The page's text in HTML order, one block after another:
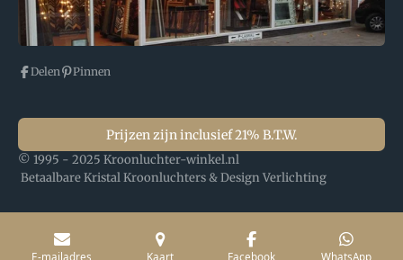
Delen Pinnen
Prijzen zijn inclusief 21% B.T.W.
© 1995 - 2025 Kroonluchter-winkel.nl
Betaalbare Kristal Kroonluchters & Design Verlichting
E-mailadres Kaart Facebook WhatsApp